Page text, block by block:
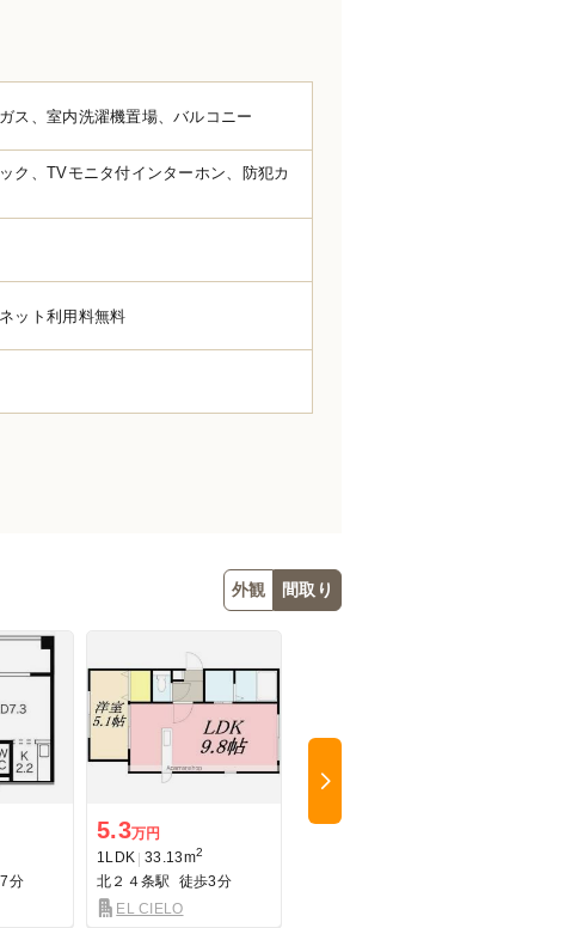
ス、室内洗濯機置場、バルコニー
ク、TVモニタ付インターホン、防犯カ
ット利用料無料
外観 間取り
分
5.3万円
1LDK 33.13m2
北２４条駅
徒歩3分
EL CIELO
4.9